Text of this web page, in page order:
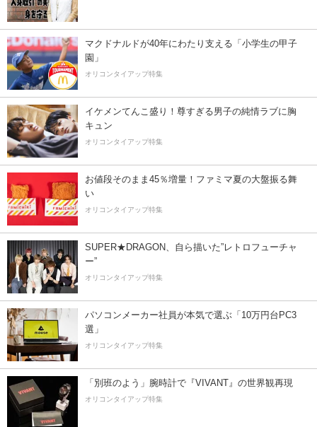
マクドナルドが40年にわたり支える「小学生の甲子
園」
オリコンタイアップ特集
イケメンてんこ盛り！尊すぎる男子の純情ラブに胸
キュン
オリコンタイアップ特集
お値段そのまま45％増量！ファミマ夏の大盤振る舞
い
オリコンタイアップ特集
SUPER★DRAGON、自ら描いた”レトロフューチャ
ー”
オリコンタイアップ特集
パソコンメーカー社員が本気で選ぶ「10万円台PC3
選」
オリコンタイアップ特集
「別班のよう」腕時計で『VIVANT』の世界観再現
オリコンタイアップ特集